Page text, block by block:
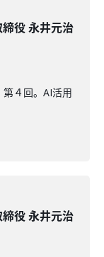
役 永井元治
４回。AI活用
役 永井元治